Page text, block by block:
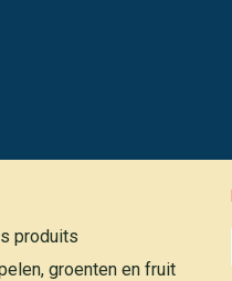
produits
groenten en fruit